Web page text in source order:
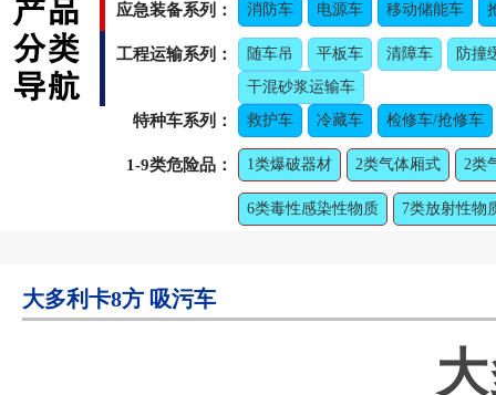
应急装备系列： 消防车 电源车 移动储能车
工程运输系列： 随车吊 平板车 清障车
防撞
干混砂浆运输车
特种车系列： 救护车 冷藏车 检修车/抢修车
1-9类危险品： 1类爆破器材 2类气体厢式 2类
6类毒性感染性物质 7类放射性物
大多利卡​8方 吸污车